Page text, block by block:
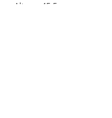
Altura: 45,5 cm